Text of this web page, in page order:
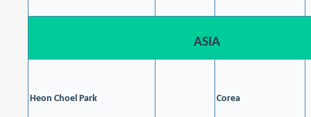
ASIA
Heon Choel Park Corea